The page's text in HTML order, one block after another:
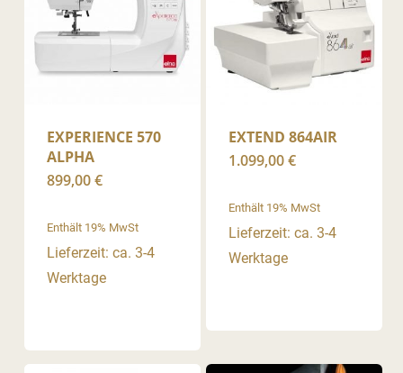
EXPERIENCE 570
ALPHA
899,00€
Enthält 19% MwSt
Lieferzeit: ca. 3-4
Werktage
EXTEND 864AIR
1.099,00€
Enthält 19% MwSt
Lieferzeit: ca. 3-4
Werktage